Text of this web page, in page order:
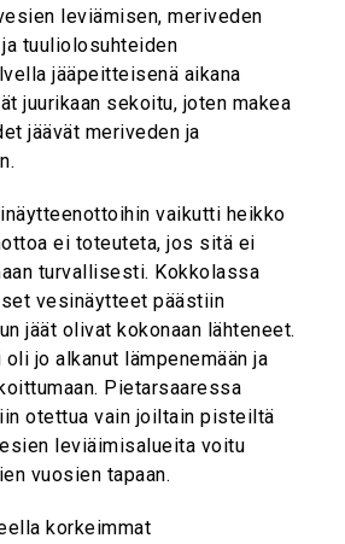
leviämisen, meriveden
tuuliolosuhteiden
jääpeitteisenä aikana
juurikaan sekoitu, joten makea
jäävät meriveden ja
vaikutti heikko
ei toteuteta, jos sitä ei
turvallisesti. Kokkolassa
vesinäytteet päästiin
jäät olivat kokonaan lähteneet.
jo alkanut lämpenemään ja
Pietarsaaressa
otettua vain joiltain pisteiltä
leviäimisalueita voitu
vuosien tapaan.
korkeimmat